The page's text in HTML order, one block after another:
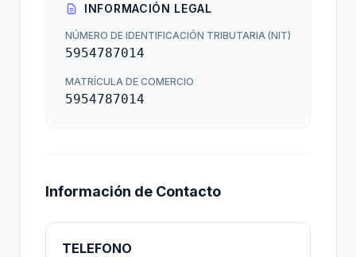
INFORMACIÓN LEGAL
NÚMERO DE IDENTIFICACIÓN TRIBUTARIA (NIT)
5954787014
MATRÍCULA DE COMERCIO
5954787014
Información de Contacto
TELEFONO